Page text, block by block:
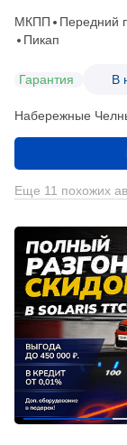
МКПП Передний
Пикап
Гарантия В
Набережные
Еще 11 похожих